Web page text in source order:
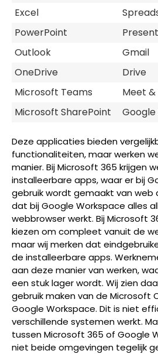
Excel
PowerPoint
Outlook
Gmail
OneDrive
Drive
Microsoft Teams
Meet
Microsoft SharePoint
Google
Deze applicaties bieden
functionaliteiten, maar werken
manier. Bij Microsoft 365 krijgen
installeerbare apps, waar er bij
gebruik wordt gemaakt van web
dat bij Google Workspace alles
webbrowser werkt. Bij Microsoft
kiezen om compleet vanuit de
maar wij merken dat
de installeerbare apps.
aan deze manier van werken,
een stuk lager wordt. Wij zien
gebruik maken van de Microsoft
Google Workspace. Dit is niet
verschillende systemen werkt.
tussen Microsoft 365 of Google
niet beide omgevingen tegelijk